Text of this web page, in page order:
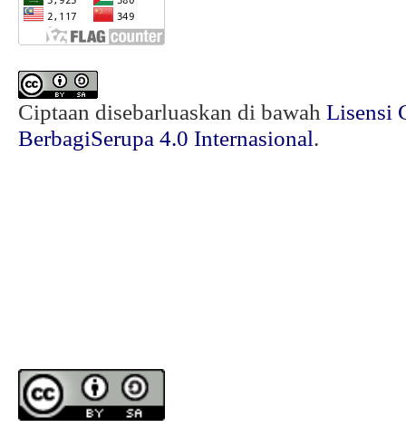
Ciptaan disebarluaskan di bawah Lisensi
BerbagiSerupa 4.0 Internasional.